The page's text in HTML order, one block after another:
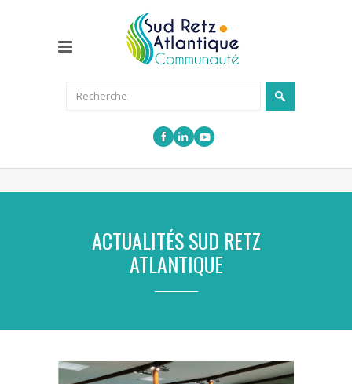
ACTUALITÉS SUD RETZ
ATLANTIQUE